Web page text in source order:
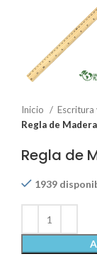
Inicio Escritura
Regla de
Regla de
1939